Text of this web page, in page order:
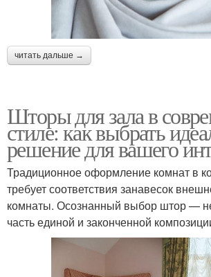
читать дальше →
Шторы для зала в
стиле: как выбрать
решение для вашего
Традиционное оформление комнат в
требует соответствия занавесок
комнаты. Осознанный выбор штор —
часть единой и законченной